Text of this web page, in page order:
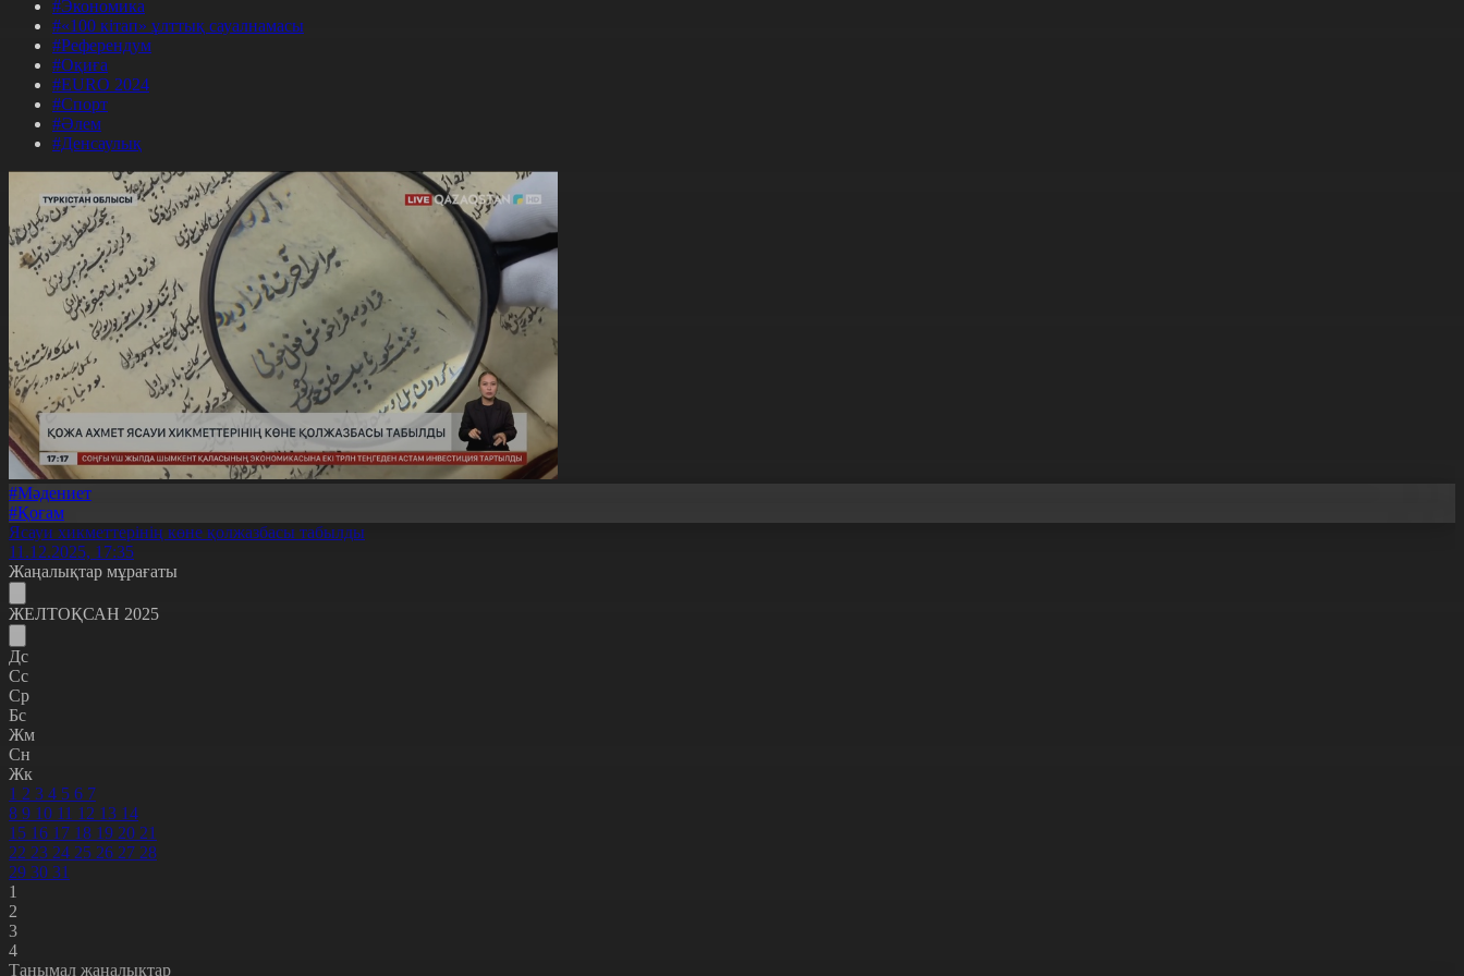
#Экономика
#«100 кітап» ұлттық сауалнамасы
#Референдум
#Оқиға
#EURO 2024
#Спорт
#Әлем
#Денсаулық
#Мәдениет
#Қоғам
Ясауи хикметтерінің көне қолжазбасы табылды
11.12.2025, 17:35
Жаңалықтар мұрағаты
ЖЕЛТОҚСАН 2025
Дс
Сс
Ср
Бс
Жм
Сн
Жк
1 2 3 4 5 6 7
8 9 10 11 12 13 14
15 16 17 18 19 20 21
22 23 24 25 26 27 28
29 30 31
1
2
3
4
Танымал жаңалықтар